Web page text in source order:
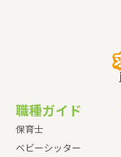
職種ガイド
保育士
ベビーシッター